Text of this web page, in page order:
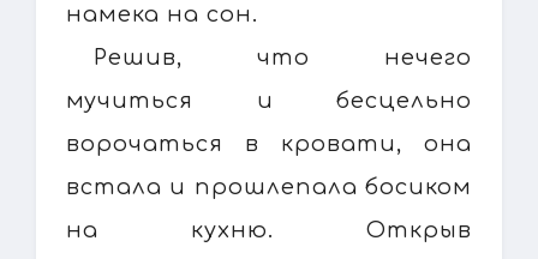
намека на сон.
Решив, что нечего
мучиться и бесцельно
ворочаться в кровати, она
встала и прошлепала босиком
на кухню. Открыв